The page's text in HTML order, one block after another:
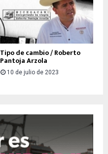
Tipo de cambio / Roberto
Pantoja Arzola
10 de julio de 2023